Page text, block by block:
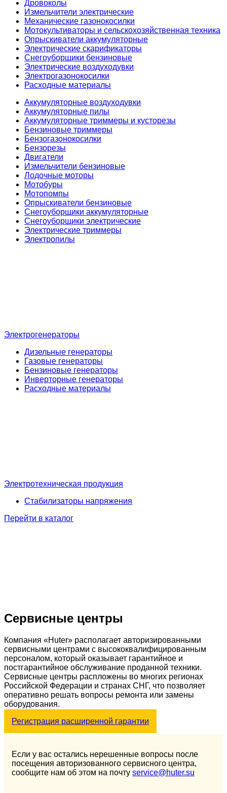
Дровоколы
Измельчители электрические
Механические газонокосилки
Мотокультиваторы и сельскохозяйственная техника
Опрыскиватели аккумуляторные
Электрические скарификаторы
Снегоуборщики бензиновые
Электрические воздуходувки
Электрогазонокосилки
Расходные материалы
Аккумуляторные воздуходувки
Аккумуляторные пилы
Аккумуляторные триммеры и кусторезы
Бензиновые триммеры
Бензогазонокосилки
Бензорезы
Двигатели
Измельчители бензиновые
Лодочные моторы
Мотобуры
Мотопомпы
Опрыскиватели бензиновые
Снегоуборщики аккумуляторные
Снегоуборщики электрические
Электрические триммеры
Электропилы
Электрогенераторы
Дизельные генераторы
Газовые генераторы
Бензиновые генераторы
Инверторные генераторы
Расходные материалы
Электротехническая продукция
Стабилизаторы напряжения
Перейти в каталог
Сервисные центры
Компания «Huter» располагает авторизированными
сервисными центрами с высококвалифицированным
персоналом, который оказывает гарантийное и
постгарантийное обслуживание проданной техники.
Сервисные центры распложены во многих регионах
Российской Федерации и странах СНГ, что позволяет
оперативно решать вопросы ремонта или замены
оборудования.
Регистрация расширенной гарантии
Если у вас остались нерешенные вопросы после
посещения авторизованного сервисного центра,
сообщите нам об этом на почту service@huter.su